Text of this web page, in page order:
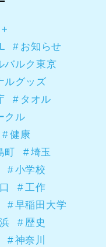
お知らせ
バルク東京
ルグッズ
タオル
クル
健康
町
埼玉
小学校
工作
早稲田大学
歴史
神奈川